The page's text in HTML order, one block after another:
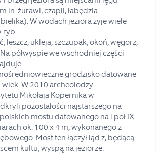
żurawi,czapli,łabędzia
bielika). W wodach jeziora żyje wiele
ryb
, leszcz, ukleja,szczupak,okoń,węgorz,
Na półwyspie we wschodniej części
grodziskodatowane
wiek. W 2010 archeolodzy
Mikołaja Kopernika w
pozostałości najstarszego na
mostu datowanego na l poł IX
ok. 100 x 4 m, wykonanego z
Most ten łączył ląd z, będącą
kultu, wyspą na jeziorze.